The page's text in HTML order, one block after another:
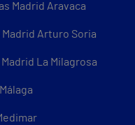
Madrid Aravaca
Arturo Soria
La Milagrosa